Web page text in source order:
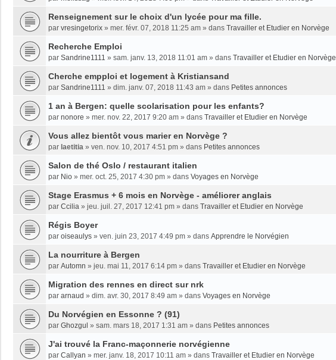
Renseignement sur le choix d'un lycée pour ma fille.
par vresingetorix » mer. févr. 07, 2018 11:25 am » dans Travailler et Etudier en Norvège
Recherche Emploi
par Sandrine1111 » sam. janv. 13, 2018 11:01 am » dans Travailler et Etudier en Norvège
Cherche empploi et logement à Kristiansand
par Sandrine1111 » dim. janv. 07, 2018 11:43 am » dans Petites annonces
1 an à Bergen: quelle scolarisation pour les enfants?
par nonore » mer. nov. 22, 2017 9:20 am » dans Travailler et Etudier en Norvège
Vous allez bientôt vous marier en Norvège ?
par laetitia » ven. nov. 10, 2017 4:51 pm » dans Petites annonces
Salon de thé Oslo / restaurant italien
par Nio » mer. oct. 25, 2017 4:30 pm » dans Voyages en Norvège
Stage Erasmus + 6 mois en Norvège - améliorer anglais
par Ccilia » jeu. juil. 27, 2017 12:41 pm » dans Travailler et Etudier en Norvège
Régis Boyer
par oiseaulys » ven. juin 23, 2017 4:49 pm » dans Apprendre le Norvégien
La nourriture à Bergen
par Automn » jeu. mai 11, 2017 6:14 pm » dans Travailler et Etudier en Norvège
Migration des rennes en direct sur nrk
par arnaud » dim. avr. 30, 2017 8:49 am » dans Voyages en Norvège
Du Norvégien en Essonne ? (91)
par Ghozgul » sam. mars 18, 2017 1:31 am » dans Petites annonces
J'ai trouvé la Franc-maçonnerie norvégienne
par Callyan » mer. janv. 18, 2017 10:11 am » dans Travailler et Etudier en Norvège